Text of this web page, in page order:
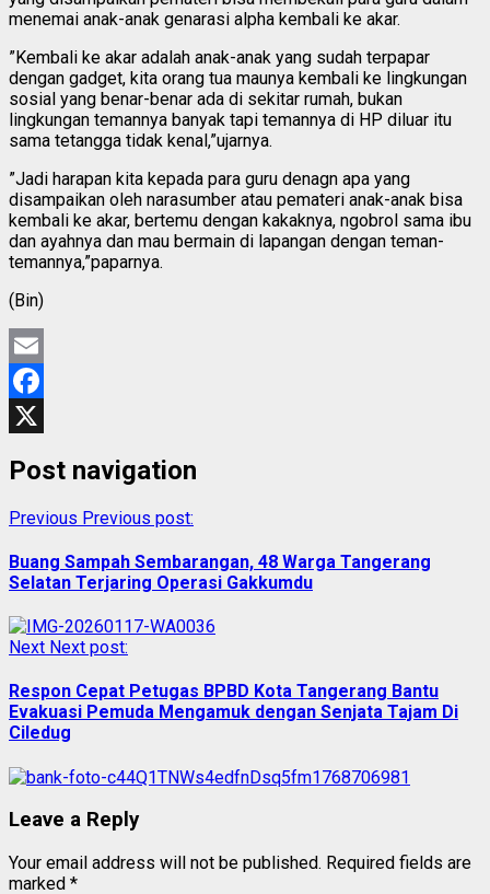
menemai anak-anak genarasi alpha kembali ke akar.
”Kembali ke akar adalah anak-anak yang sudah terpapar
dengan gadget, kita orang tua maunya kembali ke lingkungan
sosial yang benar-benar ada di sekitar rumah, bukan
lingkungan temannya banyak tapi temannya di HP diluar itu
sama tetangga tidak kenal,”ujarnya.
”Jadi harapan kita kepada para guru denagn apa yang
disampaikan oleh narasumber atau pemateri anak-anak bisa
kembali ke akar, bertemu dengan kakaknya, ngobrol sama ibu
dan ayahnya dan mau bermain di lapangan dengan teman-
temannya,”paparnya.
(Bin)
Email
Facebook
Post navigation
Previous Previous post:
Buang Sampah Sembarangan, 48 Warga Tangerang
Selatan Terjaring Operasi Gakkumdu
Next Next post:
Respon Cepat Petugas BPBD Kota Tangerang Bantu
Evakuasi Pemuda Mengamuk dengan Senjata Tajam Di
Ciledug
Leave a Reply
Your email address will not be published. Required fields are
marked *